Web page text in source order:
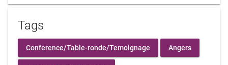
Tags
Conference/Table-ronde/Temoignage Angers